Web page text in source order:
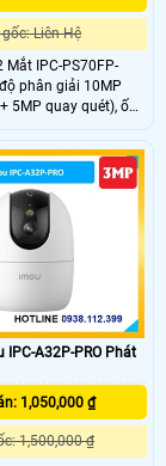
Liên Hệ
Mắt IPC-PS70FP-
phân giải 10MP
5MP quay quét), ống
nhìn 76°. Tầm nhìn
LED + hồng ngoại,
AI phát hiện
tiện, xâm nhập và
Hỗ trợ thẻ MicroSD
PoE.
A32P-PRO Phát
1,050,000 ₫
1,500,000 ₫